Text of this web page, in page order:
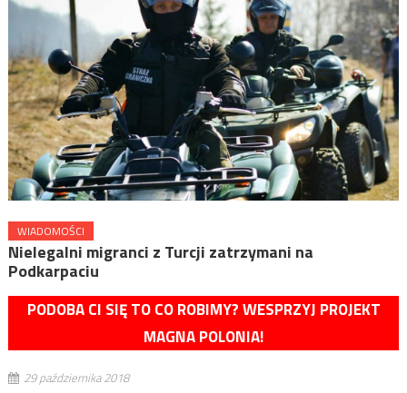
WIADOMOŚCI
Nielegalni migranci z Turcji zatrzymani na
Podkarpaciu
PODOBA CI SIĘ TO CO ROBIMY? WESPRZYJ PROJEKT
MAGNA POLONIA!
29 października 2018